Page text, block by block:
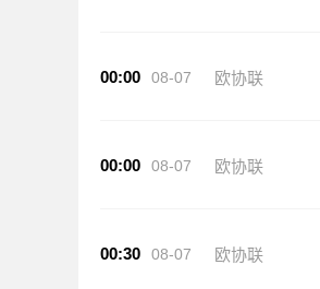
00:00 08-07 欧协联
00:00 08-07 欧协联
00:30 08-07 欧协联